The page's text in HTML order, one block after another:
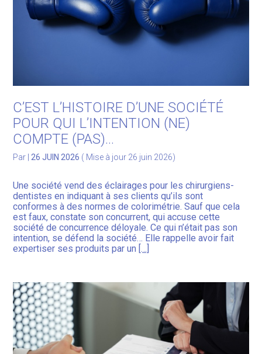
C’EST L’HISTOIRE D’UNE SOCIÉTÉ
POUR QUI L’INTENTION (NE)
COMPTE (PAS)…
Par 26 JUIN 2026 ( Mise à jour 26 juin 2026)
Une société vend des éclairages pour les chirurgiens-
dentistes en indiquant à ses clients qu’ils sont
conformes à des normes de colorimétrie. Sauf que cela
est faux, constate son concurrent, qui accuse cette
société de concurrence déloyale. Ce qui n’était pas son
intention, se défend la société… Elle rappelle avoir fait
expertiser ses produits par un […]